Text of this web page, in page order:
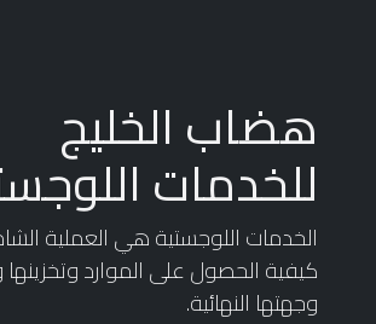
هضاب الخليج
للخدمات
الخدمات اللوجستية هي العملية
كيفية الحصول على الموارد وتخزينها
وجهتها النهائية.